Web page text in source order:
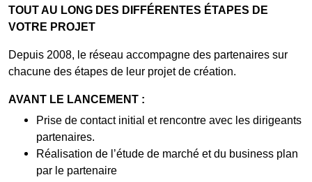
TOUT AU LONG DES DIFFÉRENTES ÉTAPES DE
VOTRE PROJET
Depuis 2008, le réseau accompagne des partenaires sur
chacune des étapes de leur projet de création.
AVANT LE LANCEMENT :
Prise de contact initial et rencontre avec les dirigeants
partenaires.
Réalisation de l’étude de marché et du business plan
par le partenaire